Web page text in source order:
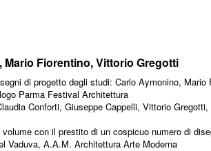
Fiorentino, Vittorio Gregotti
di progetto degli studi: Carlo Aymonino, Mario
Parma Festival Architettura
Conforti, Giuseppe Cappelli, Vittorio
con il prestito di un cospicuo numero di
Vaduva, A.A.M. Architettura Arte Moderna